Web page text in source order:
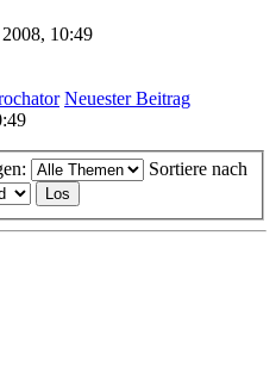
10:49
Neuester Beitrag
Sortiere nach